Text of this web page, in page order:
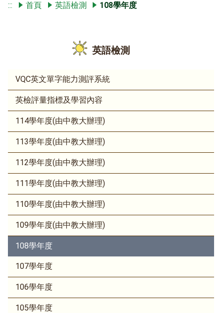
::: 首頁 英語檢測 108學年度
英語檢測
VQC英文單字能力測評系統
英檢評量指標及學習內容
114學年度(由中教大辦理)
113學年度(由中教大辦理)
112學年度(由中教大辦理)
111學年度(由中教大辦理)
110學年度(由中教大辦理)
109學年度(由中教大辦理)
108學年度
107學年度
106學年度
105學年度